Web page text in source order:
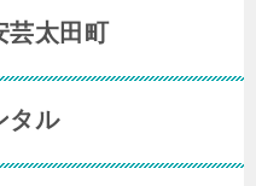
芸太田町
タル